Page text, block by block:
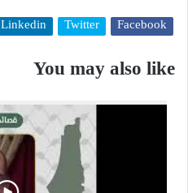
Facebook
Twitter
Linkedin
You may also like